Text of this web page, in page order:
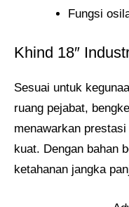
Fungsi
Khind 18″
Sesuai untuk
ruang pejabat,
menawarkan
kuat. Dengan bahan
ketahanan jangka